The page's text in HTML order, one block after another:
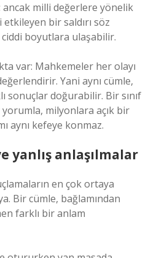
ancak milli değerlere yönelik
bir saldırı söz
boyutlara ulaşabilir.
var: Mahkemeler her olayı
Yani aynı cümle,
sonuçlar doğurabilir. Bir sınıf
milyonlara açık bir
aynı kefeye konmaz.
yanlış anlaşılmalar
en çok ortaya
Bir cümle, bağlamından
farklı bir anlam